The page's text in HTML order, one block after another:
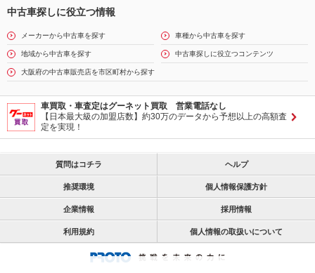
中古車探しに役立つ情報
メーカーから中古車を探す 車種から中古車を探す
地域から中古車を探す 中古車探しに役立つコンテンツ
大阪府の中古車販売店を市区町村から探す
車買取・車査定はグーネット買取 営業電話なし
【日本最大級の加盟店数】約30万のデータから予想以上の高額査
定を実現！
質問はコチラ ヘルプ
推奨環境 個人情報保護方針
企業情報 採用情報
利用規約 個人情報の取扱いについて